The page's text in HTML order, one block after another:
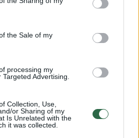
the Sale of my
processing my
Advertising.
Collection, Use,
or Sharing of my
Is Unrelated with the
it was collected.
tampa lengva su jomis
sunku mesti gerti.
aplink, kokios gali būti
du kelius – degraduoti
Pasirinkau muzikavimą.